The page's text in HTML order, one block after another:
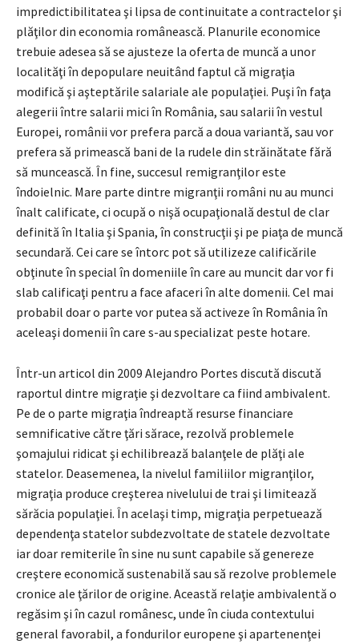
impredictibilitatea şi lipsa de continuitate a contractelor şi
plăţilor din economia românească. Planurile economice
trebuie adesea să se ajusteze la oferta de muncă a unor
localităţi în depopulare neuitând faptul că migraţia
modifică şi aşteptările salariale ale populaţiei. Puşi în faţa
alegerii între salarii mici în România, sau salarii în vestul
Europei, românii vor prefera parcă a doua variantă, sau vor
prefera să primească bani de la rudele din străinătate fără
să muncească. În fine, succesul remigranţilor este
îndoielnic. Mare parte dintre migranţii români nu au munci
înalt calificate, ci ocupă o nişă ocupaţională destul de clar
definită în Italia şi Spania, în construcţii şi pe piaţa de muncă
secundară. Cei care se întorc pot să utilizeze calificările
obţinute în special în domeniile în care au muncit dar vor fi
slab calificaţi pentru a face afaceri în alte domenii. Cel mai
probabil doar o parte vor putea să activeze în România în
aceleaşi domenii în care s-au specializat peste hotare.
Într-un articol din 2009 Alejandro Portes discută discută
raportul dintre migraţie şi dezvoltare ca fiind ambivalent.
Pe de o parte migraţia îndreaptă resurse financiare
semnificative către ţări sărace, rezolvă problemele
şomajului ridicat şi echilibrează balanţele de plăţi ale
statelor. Deasemenea, la nivelul familiilor migranţilor,
migraţia produce creşterea nivelului de trai şi limitează
sărăcia populaţiei. În acelaşi timp, migraţia perpetuează
dependenţa statelor subdezvoltate de statele dezvoltate
iar doar remiterile în sine nu sunt capabile să genereze
creştere economică sustenabilă sau să rezolve problemele
cronice ale ţărilor de origine. Această relaţie ambivalentă o
regăsim şi în cazul românesc, unde în ciuda contextului
general favorabil, a fondurilor europene şi apartenenţei